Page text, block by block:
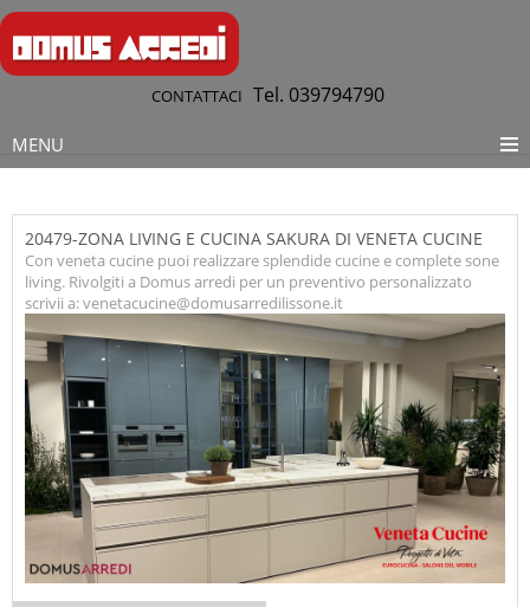
CONTATTACI Tel. 039794790
MENU
20479-ZONA LIVING E CUCINA SAKURA DI VENETA CUCINE
Con veneta cucine puoi realizzare splendide cucine e complete sone
living. Rivolgiti a Domus arredi per un preventivo personalizzato
scrivii a: venetacucine@domusarredilissone.it